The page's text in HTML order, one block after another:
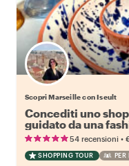
Scopri Marseille con Iseult
Concediti uno
guidato da una
54 recensioni •
SHOPPING TOUR PER